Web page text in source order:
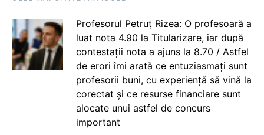
Profesorul Petruț Rizea: O profesoară a
luat nota 4.90 la Titularizare, iar după
contestații nota a ajuns la 8.70 / Astfel
de erori îmi arată ce entuziasmați sunt
profesorii buni, cu experiență să vină la
corectat și ce resurse financiare sunt
alocate unui astfel de concurs
important